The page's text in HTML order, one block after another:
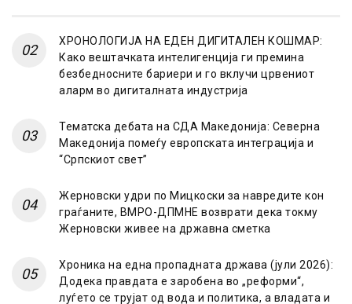
ХРОНОЛОГИЈА НА ЕДЕН ДИГИТАЛЕН КОШМАР:
Како вештачката интелигенција ги премина
безбедносните бариери и го вклучи црвениот
аларм во дигиталната индустрија
Тематска дебата на СДА Македонија: Северна
Македонија помеѓу европската интеграција и
“Српскиот свет”
Жерновски удри по Мицкоски за навредите кон
граѓаните, ВМРО-ДПМНЕ возврати дека токму
Жерновски живее на државна сметка
Хроника на една пропадната држава (јули 2026):
Додека правдата е заробена во „реформи“,
луѓето се трујат од вода и политика, а владата и